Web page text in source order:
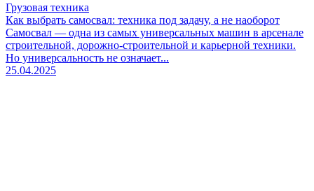
Грузовая техника
Как выбрать самосвал: техника под задачу, а не наоборот
Самосвал — одна из самых универсальных машин в арсенале
строительной, дорожно-строительной и карьерной техники.
Но универсальность не означает...
25.04.2025